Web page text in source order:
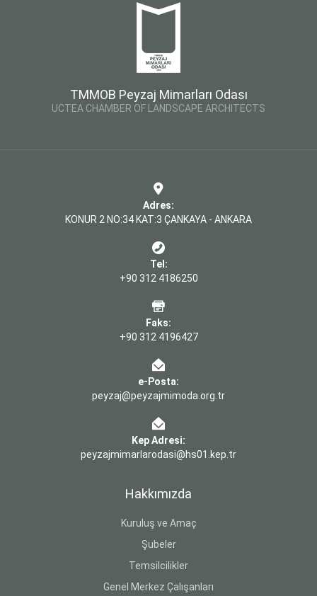
TMMOB Peyzaj Mimarları Odası
UCTEA CHAMBER OF LANDSCAPE ARCHITECTS
Adres:
KONUR 2 NO:34 KAT:3 ÇANKAYA - ANKARA
Tel:
+90 312 4186250
Faks:
+90 312 4196427
e-Posta:
peyzaj@peyzajmimoda.org.tr
Kep Adresi:
peyzajmimarlarodasi@hs01.kep.tr
Hakkımızda
Kuruluş ve Amaç
Şubeler
Temsilcilikler
Genel Merkez Çalışanları